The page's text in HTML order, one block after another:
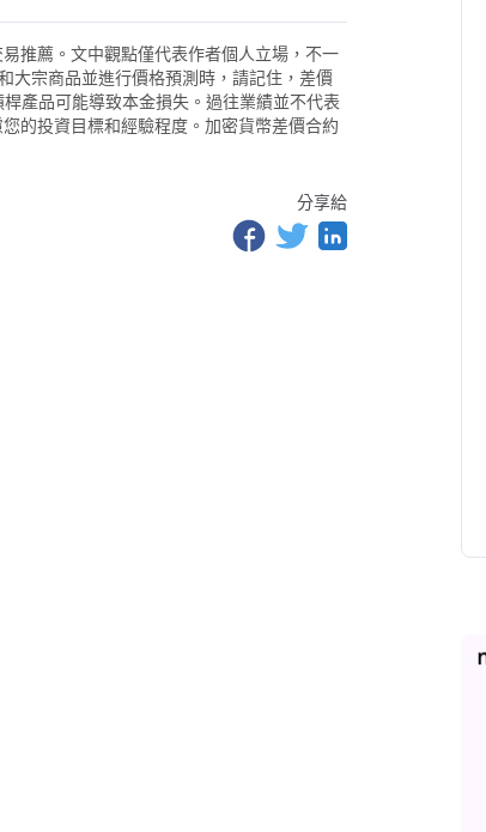
推薦。文中觀點僅代表作者個人立場，不一
大宗商品並進行價格預測時，請記住，差價
產品可能導致本金損失。過往業績並不代表
的投資目標和經驗程度。加密貨幣差價合約
分享給